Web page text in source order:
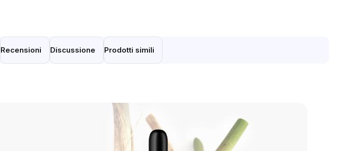
Recensioni Discussione Prodotti simili